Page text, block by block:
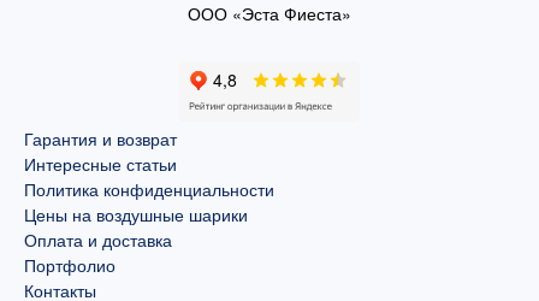
ООО «Эста Фиеста»
Гарантия и возврат
Интересные статьи
Политика конфиденциальности
Цены на воздушные шарики
Оплата и доставка
Портфолио
Контакты